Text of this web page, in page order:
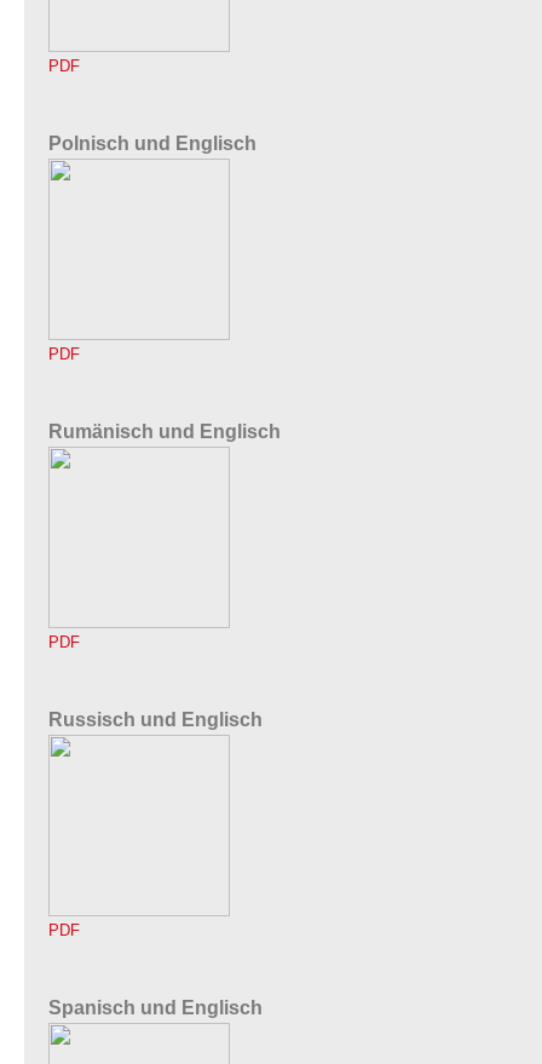
PDF
Polnisch und Englisch
PDF
Rumänisch und Englisch
PDF
Russisch und Englisch
PDF
Spanisch und Englisch